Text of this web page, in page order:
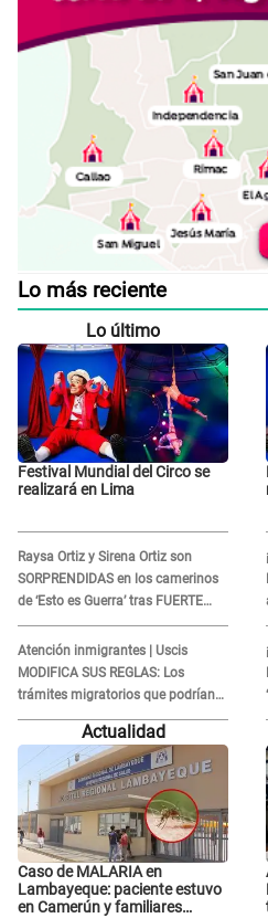
Lo más reciente
Lo último
Festival Mundial del Circo se
realizará en Lima
Raysa Ortiz y Sirena Ortiz son
SORPRENDIDAS en los camerinos
de ‘Esto es Guerra’ tras FUERTE
ENFRENTAMIENTO con Gabriel
Moisés: “Gracias”
Atención inmigrantes | Uscis
MODIFICA SUS REGLAS: Los
trámites migratorios que podrían
necesitar tu prueba de ADN
Actualidad
Caso de MALARIA en
Lambayeque: paciente estuvo
en Camerún y familiares